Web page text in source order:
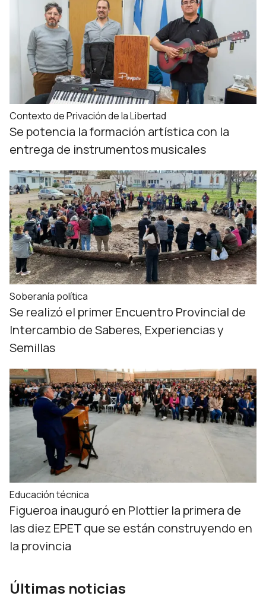
Contexto de Privación de la Libertad
Se potencia la formación artística con la
entrega de instrumentos musicales
Soberanía política
Se realizó el primer Encuentro Provincial de
Intercambio de Saberes, Experiencias y
Semillas
Educación técnica
Figueroa inauguró en Plottier la primera de
las diez EPET que se están construyendo en
la provincia
Últimas noticias